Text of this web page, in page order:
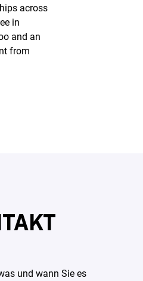
across
in
and an
from
und wann Sie es